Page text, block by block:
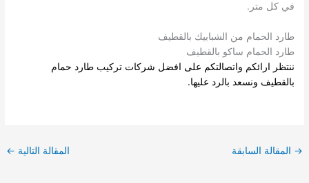
في كل متر.
طارد الحمام من الشبابيك بالقطيف
طارد الحمام ساكو بالقطيف
ننتظر ارائكم واتصالتكم على افضل شركات تركيب طارد حمام
بالقطيف ونسعد بالرد عليها.
→ المقالة السابقة المقالة التالية ←